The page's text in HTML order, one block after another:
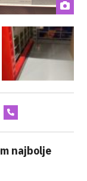
najbolje